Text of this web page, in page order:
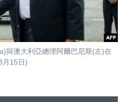
與澳大利亞總理阿爾巴尼斯(左)在
月15日)